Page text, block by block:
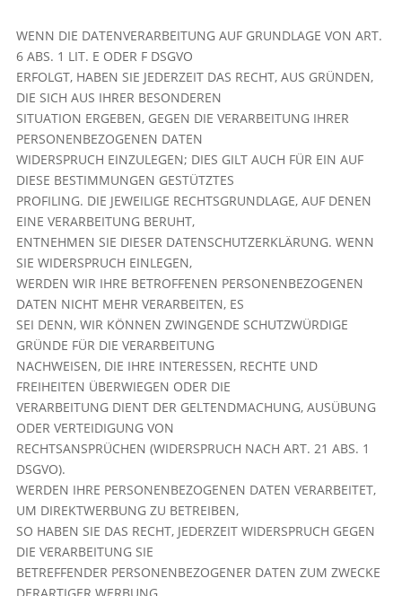
WENN DIE DATENVERARBEITUNG AUF GRUNDLAGE VON ART.
6 ABS. 1 LIT. E ODER F DSGVO
ERFOLGT, HABEN SIE JEDERZEIT DAS RECHT, AUS GRÜNDEN,
DIE SICH AUS IHRER BESONDEREN
SITUATION ERGEBEN, GEGEN DIE VERARBEITUNG IHRER
PERSONENBEZOGENEN DATEN
WIDERSPRUCH EINZULEGEN; DIES GILT AUCH FÜR EIN AUF
DIESE BESTIMMUNGEN GESTÜTZTES
PROFILING. DIE JEWEILIGE RECHTSGRUNDLAGE, AUF DENEN
EINE VERARBEITUNG BERUHT,
ENTNEHMEN SIE DIESER DATENSCHUTZERKLÄRUNG. WENN
SIE WIDERSPRUCH EINLEGEN,
WERDEN WIR IHRE BETROFFENEN PERSONENBEZOGENEN
DATEN NICHT MEHR VERARBEITEN, ES
SEI DENN, WIR KÖNNEN ZWINGENDE SCHUTZWÜRDIGE
GRÜNDE FÜR DIE VERARBEITUNG
NACHWEISEN, DIE IHRE INTERESSEN, RECHTE UND
FREIHEITEN ÜBERWIEGEN ODER DIE
VERARBEITUNG DIENT DER GELTENDMACHUNG, AUSÜBUNG
ODER VERTEIDIGUNG VON
RECHTSANSPRÜCHEN (WIDERSPRUCH NACH ART. 21 ABS. 1
DSGVO).
WERDEN IHRE PERSONENBEZOGENEN DATEN VERARBEITET,
UM DIREKTWERBUNG ZU BETREIBEN,
SO HABEN SIE DAS RECHT, JEDERZEIT WIDERSPRUCH GEGEN
DIE VERARBEITUNG SIE
BETREFFENDER PERSONENBEZOGENER DATEN ZUM ZWECKE